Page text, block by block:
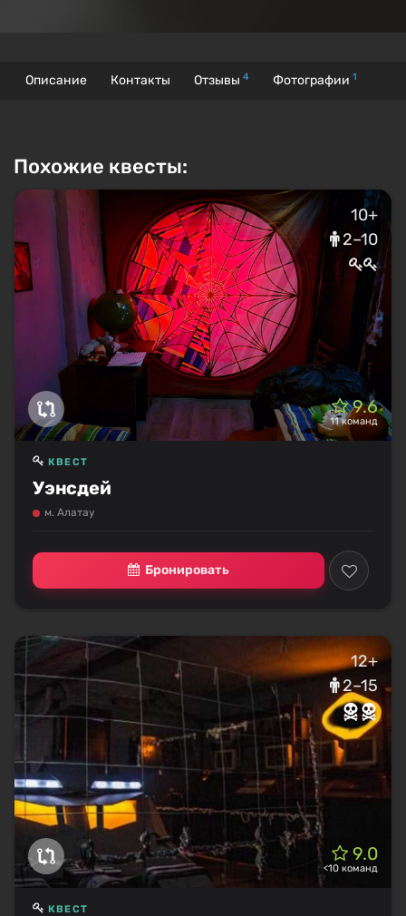
Описание Контакты Отзывы 4 Фотографии 1
Похожие квесты:
10+
2–10
9.6
11 команд
Уэнсдей
КВЕСТ
м. Алатау
Бронировать
12+
2–15
9.0
<10 команд
КВЕСТ